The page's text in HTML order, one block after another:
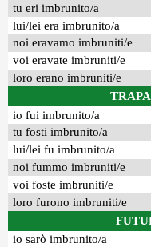
tu eri imbrunito/a
lui/lei era imbrunito/a
noi eravamo imbruniti/e
voi eravate imbruniti/e
loro erano imbruniti/e
io fui imbrunito/a
tu fosti imbrunito/a
lui/lei fu imbrunito/a
noi fummo imbruniti/e
voi foste imbruniti/e
loro furono imbruniti/e
io sarò imbrunito/a